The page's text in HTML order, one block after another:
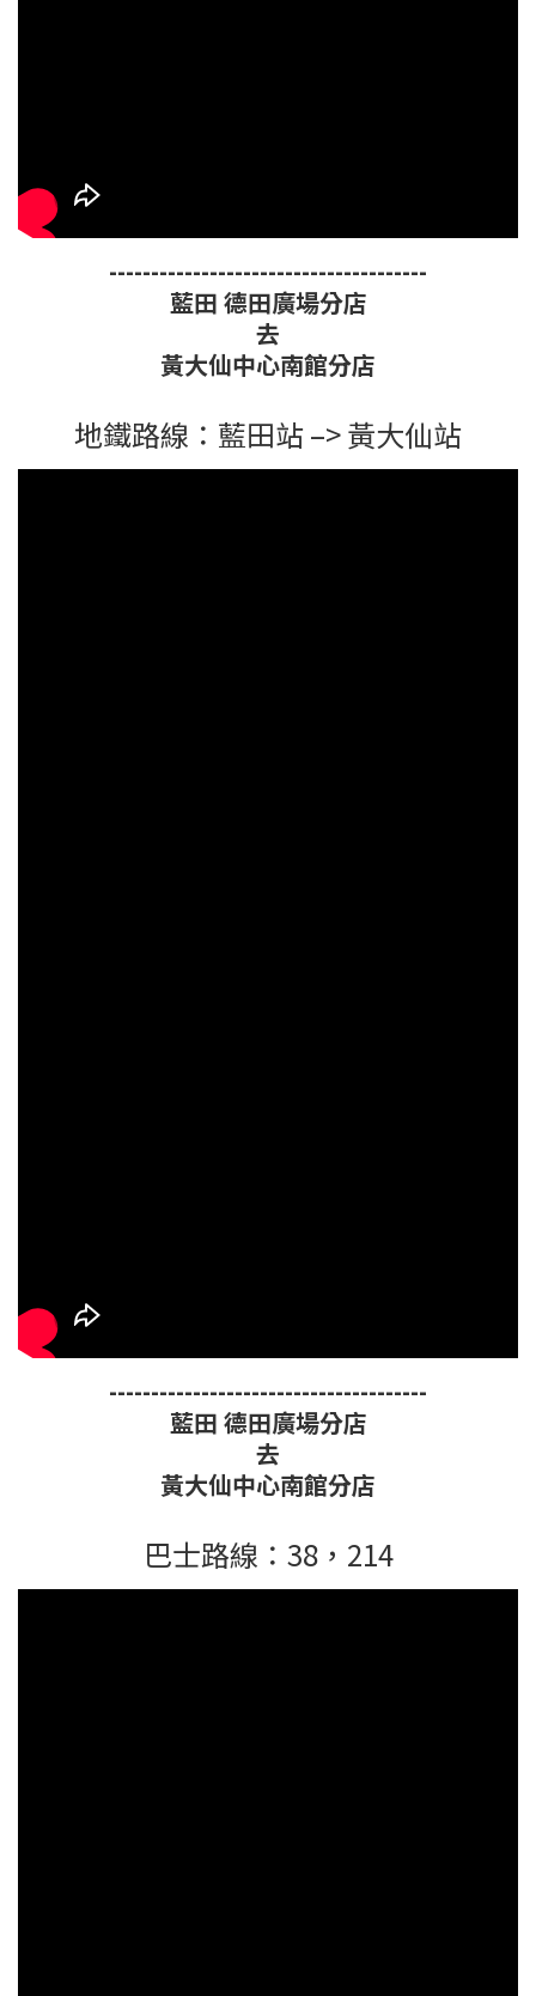
--------------------------------------
藍田 德田廣場分店
去
黃大仙中心南館分店
地鐵路線：藍田站 –> 黃大仙站
--------------------------------------
藍田 德田廣場分店
去
黃大仙中心南館分店
巴士路線：38，214